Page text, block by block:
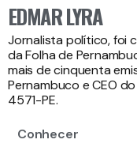
EDMAR LYRA
Jornalista político, foi
da Folha de
mais de cinquenta
Pernambuco e CEO
4571-PE.
Conhecer